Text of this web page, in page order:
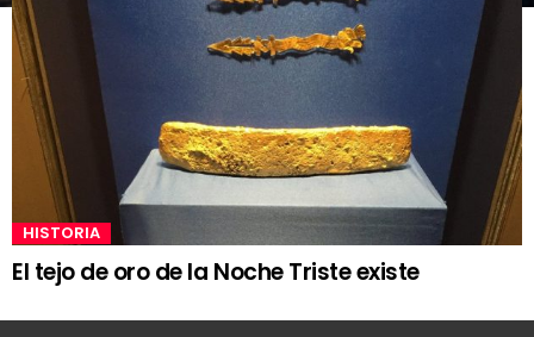
HISTORIA
El tejo de oro de la Noche Triste existe